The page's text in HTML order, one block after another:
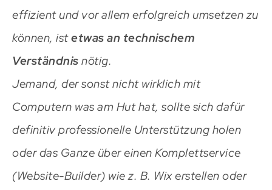
effizient und vor allem erfolgreich umsetzen zu
können, istetwas an technischem
Verständnis nötig.
Jemand, der sonst nicht wirklich mit
Computern was am Hut hat, sollte sich dafür
definitiv professionelle Unterstützung holen
oder das Ganze über einen Komplettservice
(Website-Builder) wie z. B. Wix erstellen oder